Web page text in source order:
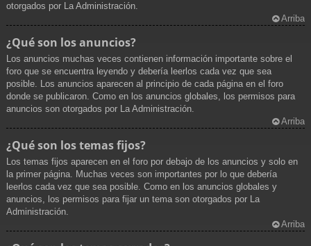
otorgados por La Administración.
Arriba
¿Qué son los anuncios?
Los anuncios muchas veces contienen información importante sobre el
foro que se encuentra leyendo y debería leerlos cada vez que sea
posible. Los anuncios aparecen al principio de cada página en el foro
donde se publicaron. Como en los anuncios globales, los permisos para
anuncios son otorgados por La Administración.
Arriba
¿Qué son los temas fijos?
Los temas fijos aparecen en el foro por debajo de los anuncios y solo en
la primer página. Muchas veces son importantes por lo que debería
leerlos cada vez que sea posible. Como en los anuncios globales y
anuncios, los permisos para fijar un tema son otorgados por La
Administración.
Arriba